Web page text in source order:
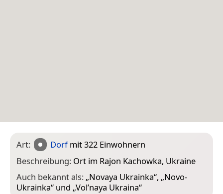
Art: Dorfmit 322 Einwohnern
Beschreibung: Ort im Rajon Kachowka, Ukraine
Auch bekannt als: „Novaya Ukrainka“, „Novo-
Ukrainka“ und „Vol’naya Ukraina“